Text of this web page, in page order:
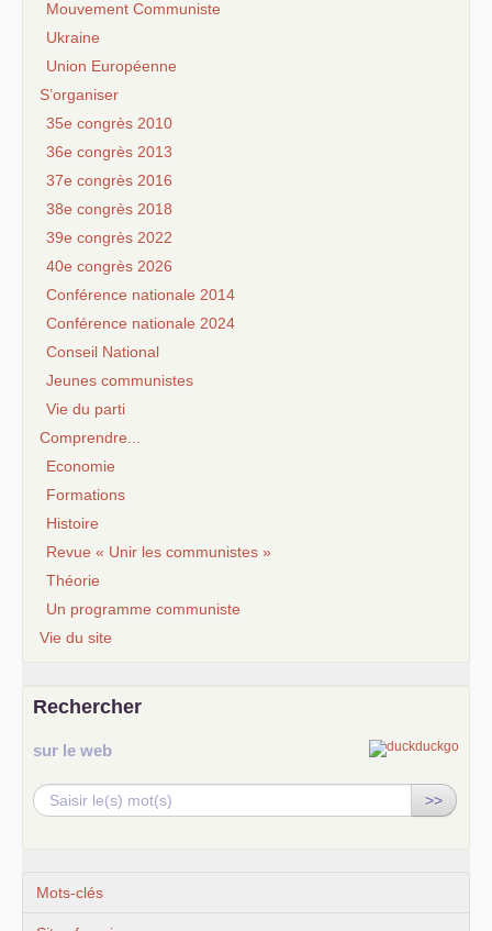
Mouvement Communiste
Ukraine
Union Européenne
S’organiser
35e congrès 2010
36e congrès 2013
37e congrès 2016
38e congrès 2018
39e congrès 2022
40e congrès 2026
Conférence nationale 2014
Conférence nationale 2024
Conseil National
Jeunes communistes
Vie du parti
Comprendre...
Economie
Formations
Histoire
Revue « Unir les communistes »
Théorie
Un programme communiste
Vie du site
Rechercher
sur le web
>>
Mots-clés